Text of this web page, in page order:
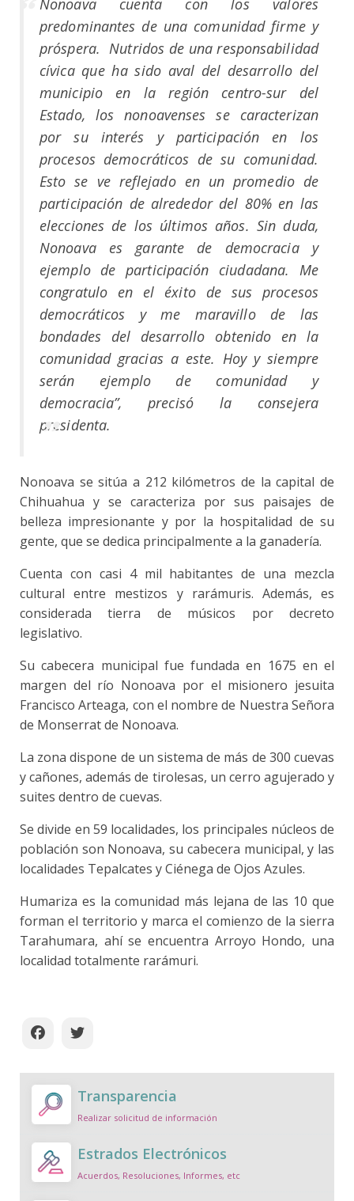
Nonoava cuenta con los valores
predominantes de una comunidad firme y
próspera. Nutridos de una responsabilidad
cívica que ha sido aval del desarrollo del
municipio en la región centro-sur del
Estado, los nonoavenses se caracterizan
por su interés y participación en los
procesos democráticos de su comunidad.
Esto se ve reflejado en un promedio de
participación de alrededor del 80% en las
elecciones de los últimos años. Sin duda,
Nonoava es garante de democracia y
ejemplo de participación ciudadana. Me
congratulo en el éxito de sus procesos
democráticos y me maravillo de las
bondades del desarrollo obtenido en la
comunidad gracias a este. Hoy y siempre
serán ejemplo de comunidad y
democracia”, precisó la consejera
presidenta.
Nonoava se sitúa a 212 kilómetros de la capital de
Chihuahua y se caracteriza por sus paisajes de
belleza impresionante y por la hospitalidad de su
gente, que se dedica principalmente a la ganadería.
Cuenta con casi 4 mil habitantes de una mezcla
cultural entre mestizos y rarámuris. Además, es
considerada tierra de músicos por decreto
legislativo.
Su cabecera municipal fue fundada en 1675 en el
margen del río Nonoava por el misionero jesuita
Francisco Arteaga, con el nombre de Nuestra Señora
de Monserrat de Nonoava.
La zona dispone de un sistema de más de 300 cuevas
y cañones, además de tirolesas, un cerro agujerado y
suites dentro de cuevas.
Se divide en 59 localidades, los principales núcleos de
población son Nonoava, su cabecera municipal, y las
localidades Tepalcates y Ciénega de Ojos Azules.
Humariza es la comunidad más lejana de las 10 que
forman el territorio y marca el comienzo de la sierra
Tarahumara, ahí se encuentra Arroyo Hondo, una
localidad totalmente rarámuri.
Transparencia
Realizar solicitud de información
Estrados Electrónicos
Acuerdos, Resoluciones, Informes, etc